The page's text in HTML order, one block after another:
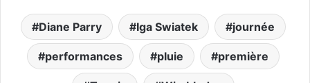
Diane Parry Iga Swiatek journée
performances pluie première